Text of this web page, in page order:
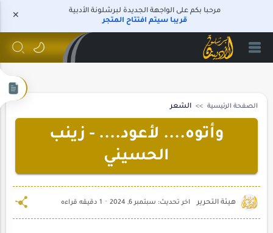
مرحبا بكم على الواجهة الجديدة لبرشلونة الأدبية
قريبا سيتم افتتاح المتجر
الصفحة الرئيسية الشعر
وأتوه.... لأعود.... - زينب
الحسيني
1 دقيقه قراءه